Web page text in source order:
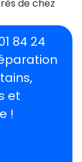
de chez
84 24
et
!